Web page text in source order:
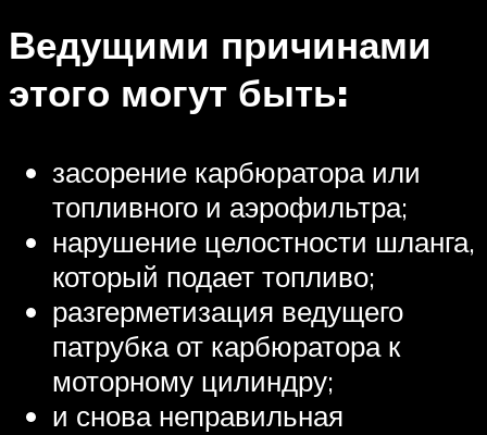
Ведущими причинами
этого могут быть:
засорение карбюратора или
топливного и аэрофильтра;
нарушение целостности шланга,
который подает топливо;
разгерметизация ведущего
патрубка от карбюратора к
моторному цилиндру;
и снова неправильная